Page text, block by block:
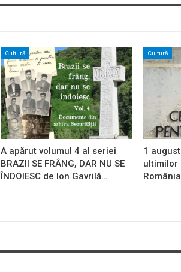
Cultură
A apărut volumul 4 al seriei
BRAZII SE FRÂNG, DAR NU SE
ÎNDOIESC de Ion Gavrilă…
Cultură
1
ultimilor